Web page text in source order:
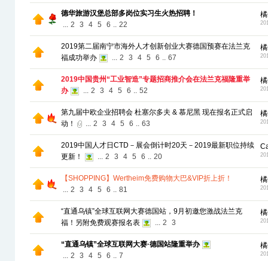
德华旅游汉堡总部多岗位实习生火热招聘！
... 2 3 4 5 6 .. 22
2019第二届南宁市海外人才创新创业大赛德国预赛在法兰克
福成功举办
... 2 3 4 5 6 .. 67
2019中国贵州“工业智造”专题招商推介会在法兰克福隆重举
办
... 2 3 4 5 6 .. 52
第九届中欧企业招聘会 杜塞尔多夫 & 慕尼黑 现在报名正式启
动！
... 2 3 4 5 6 .. 63
2019中国人才日CTD－展会倒计时20天－2019最新职位持续
更新！
... 2 3 4 5 6 .. 20
【SHOPPING】Wertheim免费购物大巴&VIP折上折！
... 2 3 4 5 6 .. 81
“直通乌镇”全球互联网大赛德国站，9月初邀您激战法兰克
福！另附免费观赛报名表
... 2 3
“直通乌镇”全球互联网大赛·德国站隆重举办
... 2 3 4 5 6 .. 7